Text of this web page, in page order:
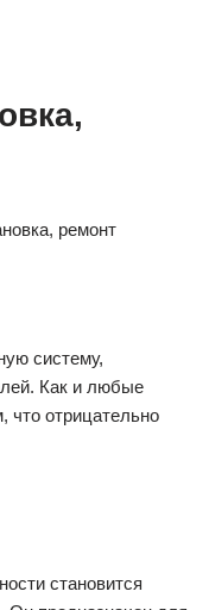
систему,
Как и любые
что отрицательно
становится